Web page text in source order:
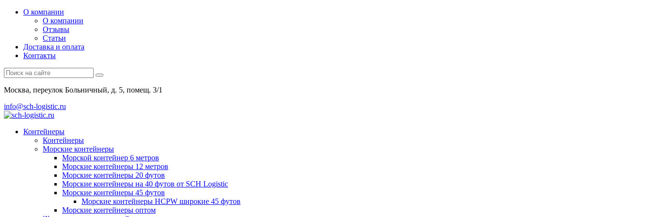
О компании
О компании
Отзывы
Статьи
Доставка и оплата
Контакты
Москва, переулок Больничный, д. 5, помещ. 3/1
info@sch-logistic.ru
Контейнеры
Контейнеры
Морские контейнеры
Морской контейнер 6 метров
Морские контейнеры 12 метров
Морские контейнеры 20 футов
Морские контейнеры на 40 футов от SCH Logistic
Морские контейнеры 45 футов
Морские контейнеры HCPW широкие 45 футов
Морские контейнеры оптом